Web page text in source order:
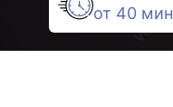
от 40 мин